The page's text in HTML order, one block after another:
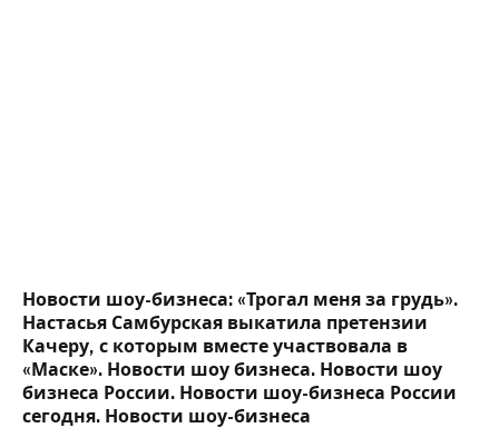
Новости шоу-бизнеса: «Трогал меня за грудь».
Настасья Самбурская выкатила претензии
Качеру, с которым вместе участвовала в
«Маске». Новости шоу бизнеса. Новости шоу
бизнеса России. Новости шоу-бизнеса России
сегодня. Новости шоу-бизнеса